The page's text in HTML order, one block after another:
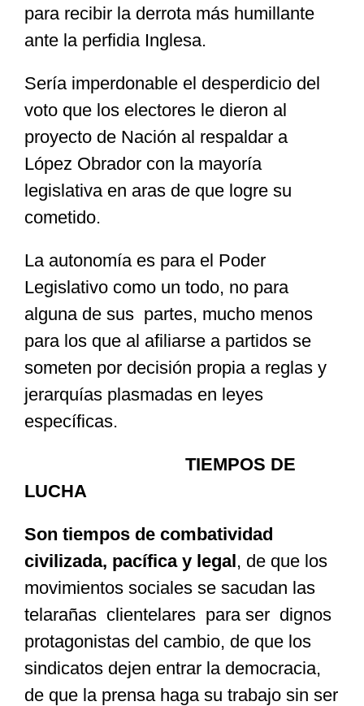
para recibir la derrota más humillante
ante la perfidia Inglesa.
Sería imperdonable el desperdicio del
voto que los electores le dieron al
proyecto de Nación al respaldar a
López Obrador con la mayoría
legislativa en aras de que logre su
cometido.
La autonomía es para el Poder
Legislativo como un todo, no para
alguna de sus partes, mucho menos
para los que al afiliarse a partidos se
someten por decisión propia a reglas y
jerarquías plasmadas en leyes
específicas.
TIEMPOS DE
LUCHA
Son tiempos de combatividad
civilizada, pacífica y legal, de que los
movimientos sociales se sacudan las
telarañas clientelares para ser dignos
protagonistas del cambio, de que los
sindicatos dejen entrar la democracia,
de que la prensa haga su trabajo sin ser